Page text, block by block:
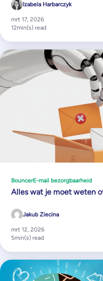
Izabela Harbarczyk
mrt 17, 2026
12min(s) read
BouncerE-mail bezorgbaarheid
Alles wat je moet weten
Jakub Ziecina
mrt 12, 2026
5min(s) read